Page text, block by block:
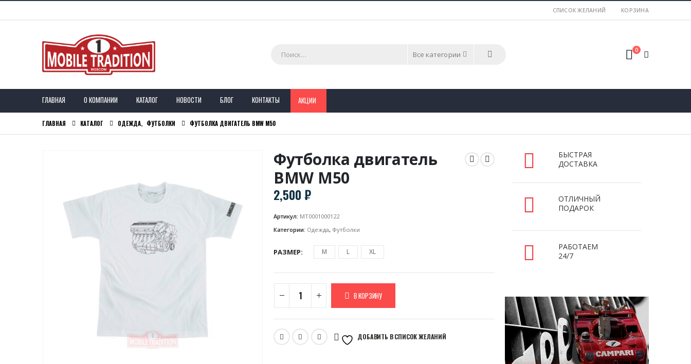
СПИСОК ЖЕЛАНИЙ КОРЗИНА
Все категории 0
ГЛАВНАЯ О КОМПАНИИ КАТАЛОГ НОВОСТИ БЛОГ КОНТАКТЫ АКЦИИ
ГЛАВНАЯ КАТАЛОГ ОДЕЖДА, ФУТБОЛКИ ФУТБОЛКА ДВИГАТЕЛЬ BMW M50
Футболка двигатель
BMW M50
2,500₽
Артикул: MT0001000122
Категории: Одежда, Футболки
РАЗМЕР M L XL
В КОРЗИНУ
ДОБАВИТЬ В СПИСОК ЖЕЛАНИЙ
БЫСТРАЯ
ДОСТАВКА
ОТЛИЧНЫЙ
ПОДАРОК
РАБОТАЕМ
24/7